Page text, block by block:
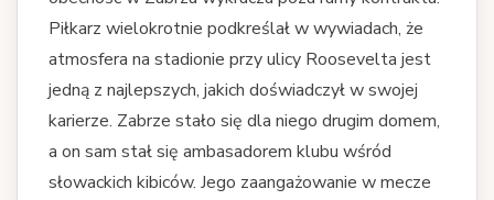
Piłkarz wielokrotnie podkreślał w wywiadach, że
atmosfera na stadionie przy ulicy Roosevelta jest
jedną z najlepszych, jakich doświadczył w swojej
karierze. Zabrze stało się dla niego drugim domem,
a on sam stał się ambasadorem klubu wśród
słowackich kibiców. Jego zaangażowanie w mecze